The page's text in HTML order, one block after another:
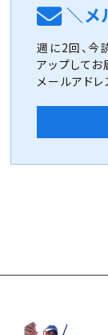
＼メ
週に2回、今
アップして
メールアド